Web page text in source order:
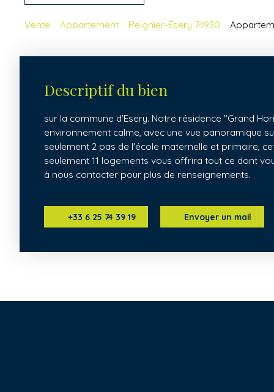
Vente Appartement Reignier-Ésery 74930
Descriptif du bien
sur la commune d'Esery. Notre résidence "Grand
environnement calme, avec une vue panoramique
seulement 2 pas de l'école maternelle et primaire,
seulement 11 logements vous offrira tout ce dont
à nous contacter pour plus de renseignements.
+33 6 25 74 39 19 Envoyer un mail